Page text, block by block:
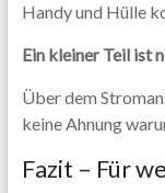
Handy und Hülle
Ein kleiner Teil ist
Über dem
keine Ahnung
Fazit – Für